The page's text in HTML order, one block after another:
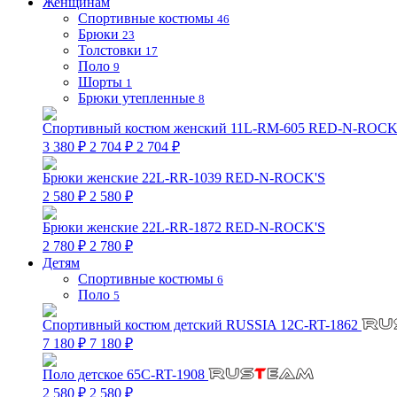
Спортивные костюмы 46
Брюки 23
Толстовки 17
Поло 9
Шорты 1
Брюки утепленные 8
Спортивный костюм женский 11L-RM-605 RED-N-
3 380 ₽ 2 704 ₽ 2 704 ₽
Брюки женские 22L-RR-1039 RED-N-ROCK'S
2 580 ₽ 2 580 ₽
Брюки женские 22L-RR-1872 RED-N-ROCK'S
2 780 ₽ 2 780 ₽
Детям
Спортивные костюмы 6
Поло 5
Спортивный костюм детский RUSSIA 12C-RT-1862
7 180 ₽ 7 180 ₽
Поло детское 65C-RT-1908
2 580 ₽ 2 580 ₽